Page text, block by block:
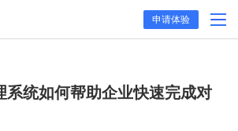
申请体验
系统如何帮助企业快速完成对